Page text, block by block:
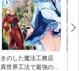
きのした魔法工務店
異世界工法で最強の家
兆